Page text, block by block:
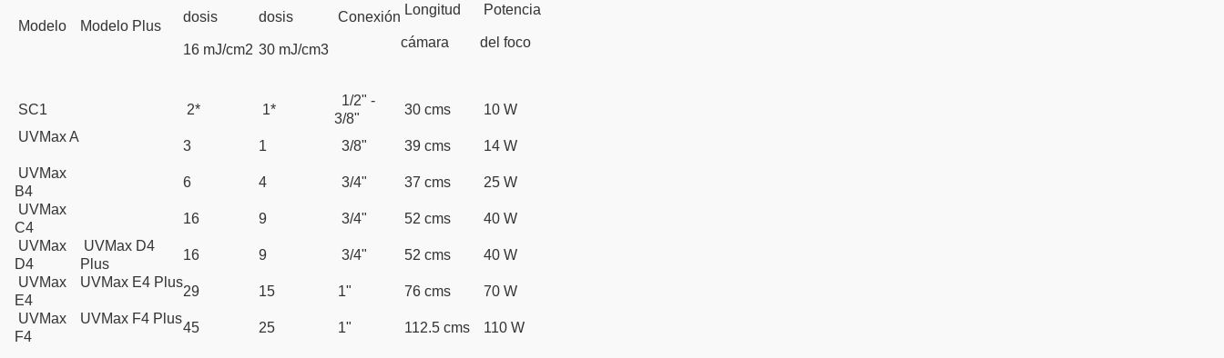
Modelo Modelo Plus
dosis
16 mJ/cm2
dosis
30 mJ/cm3
Conexión Longitud
cámara
Potencia
del foco
SC1 2* 1*
1/2" -
3/8"
30 cms
10 W
UVMax A
3 1 3/8" 39 cms
14 W
UVMax
B4
6 4 3/4" 37 cms
25 W
UVMax
C4
16 9 3/4" 52 cms
40 W
UVMax
D4
UVMax D4
Plus
16 9 3/4" 52 cms
40 W
UVMax
E4
UVMax E4 Plus
29 15 1" 76 cms
70 W
UVMax
F4
UVMax F4 Plus
45 25 1" 112.5 cms 110 W